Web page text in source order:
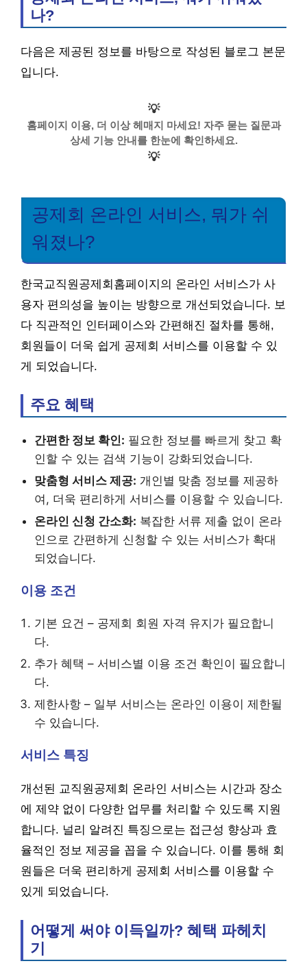
나?
다음은 제공된 정보를 바탕으로 작성된 블로그 본문
입니다.
💡
홈페이지 이용, 더 이상 헤매지 마세요! 자주 묻는 질문과
상세 기능 안내를 한눈에 확인하세요.
💡
공제회 온라인 서비스, 뭐가 쉬
워졌나?
한국교직원공제회홈페이지의 온라인 서비스가 사
용자 편의성을 높이는 방향으로 개선되었습니다. 보
다 직관적인 인터페이스와 간편해진 절차를 통해,
회원들이 더욱 쉽게 공제회 서비스를 이용할 수 있
게 되었습니다.
주요 혜택
간편한 정보 확인: 필요한 정보를 빠르게 찾고 확
인할 수 있는 검색 기능이 강화되었습니다.
맞춤형 서비스 제공: 개인별 맞춤 정보를 제공하
여, 더욱 편리하게 서비스를 이용할 수 있습니다.
온라인 신청 간소화: 복잡한 서류 제출 없이 온라
인으로 간편하게 신청할 수 있는 서비스가 확대
되었습니다.
이용 조건
기본 요건 – 공제회 회원 자격 유지가 필요합니
다.
추가 혜택 – 서비스별 이용 조건 확인이 필요합니
다.
제한사항 – 일부 서비스는 온라인 이용이 제한될
수 있습니다.
서비스 특징
개선된 교직원공제회 온라인 서비스는 시간과 장소
에 제약 없이 다양한 업무를 처리할 수 있도록 지원
합니다. 널리 알려진 특징으로는 접근성 향상과 효
율적인 정보 제공을 꼽을 수 있습니다. 이를 통해 회
원들은 더욱 편리하게 공제회 서비스를 이용할 수
있게 되었습니다.
어떻게 써야 이득일까? 혜택 파헤치
기